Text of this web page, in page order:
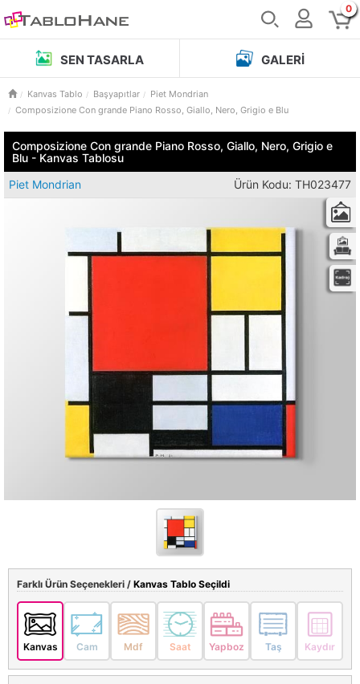
0
SEN TASARLA GALERI
Kanvas Tablo Başyapıtlar
Piet Mondrian
Composizione Con grande Piano Rosso, Giallo, Nero, Grigio e Blu
Composizione Con grande Piano Rosso, Giallo, Nero, Grigio e
Blu - Kanvas Tablosu
Piet Mondrian
Ürün Kodu: TH023477
Farklı Ürün Seçenekleri / Kanvas Tablo Seçildi
Kanvas Cam Mdf Saat Yapboz Taş Kaydır